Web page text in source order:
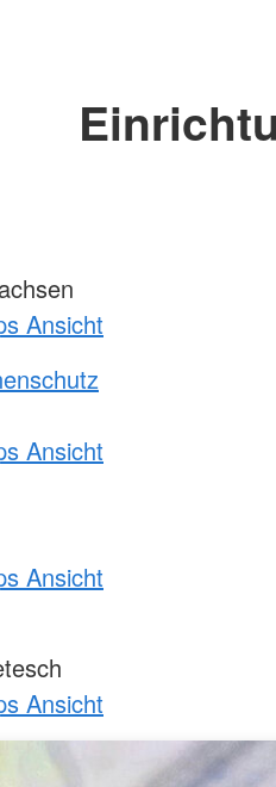
Ansicht
Ansicht
Ansicht
Ansicht